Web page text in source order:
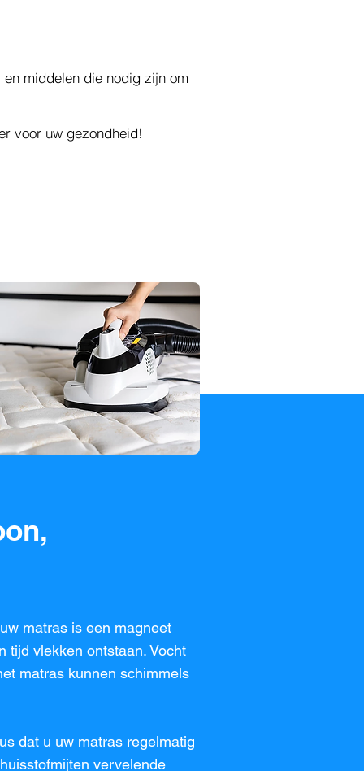
middelen die nodig zijn om
voor uw gezondheid!
matras is een magneet
tijd vlekken ontstaan. Vocht
matras kunnen schimmels
dat u uw matras regelmatig
vervelende